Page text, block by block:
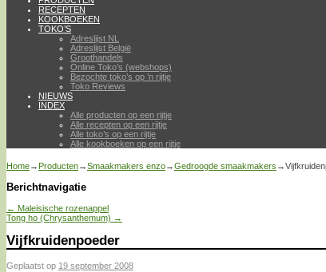
RECEPTEN
KOOKBOEKEN
TOKO’S
Adreslijst NL
Adreslijst België
Groothandels
Online Toko’s (webshops)
Bezochte toko’s op ’n rijtje
Toko Reviews
NIEUWS
INDEX
Alle producten op een rijtje
Alle recepten op een rijtje
Alle toko’s op een rijtje
Alle kookboeken op een rijtje
Home→ Producten→Smaakmakers enzo→Gedroogde smaakmakers →
Berichtnavigatie
← Maleisische rozenappel
Tong ho (Chrysanthemum) →
Vijfkruidenpoeder
Geplaatst op 19 september 2008